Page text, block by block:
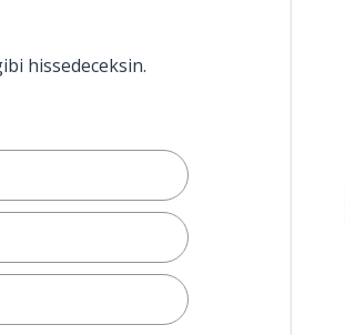
hissedeceksin.